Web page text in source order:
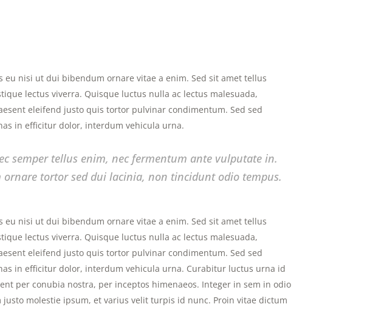
nisi ut dui bibendum ornare vitae a enim. Sed sit amet tellus
lectus viverra. Quisque luctus nulla ac lectus malesuada,
eleifend justo quis tortor pulvinar condimentum. Sed sed
in efficitur dolor, interdum vehicula urna.
semper tellus enim, nec fermentum ante vulputate in.
tortor sed dui lacinia, non tincidunt odio tempus.
nisi ut dui bibendum ornare vitae a enim. Sed sit amet tellus
lectus viverra. Quisque luctus nulla ac lectus malesuada,
eleifend justo quis tortor pulvinar condimentum. Sed sed
in efficitur dolor, interdum vehicula urna. Curabitur luctus urna id
per conubia nostra, per inceptos himenaeos. Integer in sem in odio
molestie ipsum, et varius velit turpis id nunc. Proin vitae dictum